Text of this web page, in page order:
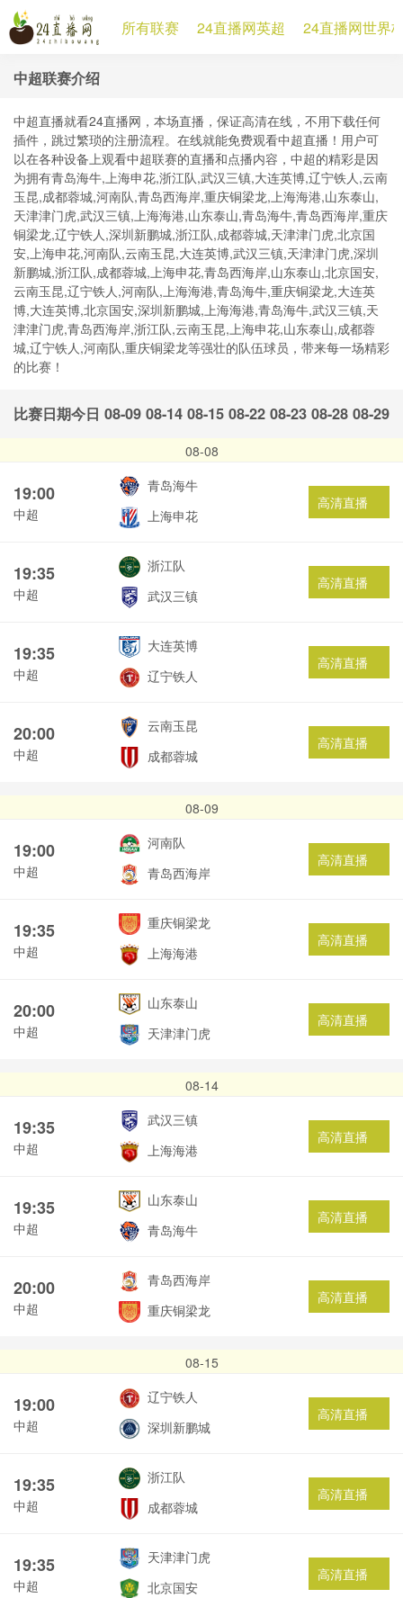
所有联赛 24直播网英超 24直播网世界
中超联赛介绍
中超直播就看24直播网，本场直播，保证高清在线，不用下载任何
插件，跳过繁琐的注册流程。在线就能免费观看中超直播！用户可
以在各种设备上观看中超联赛的直播和点播内容，中超的精彩是因
为拥有青岛海牛,上海申花,浙江队,武汉三镇,大连英博,辽宁铁人,云南
玉昆,成都蓉城,河南队,青岛西海岸,重庆铜梁龙,上海海港,山东泰山,
天津津门虎,武汉三镇,上海海港,山东泰山,青岛海牛,青岛西海岸,重庆
铜梁龙,辽宁铁人,深圳新鹏城,浙江队,成都蓉城,天津津门虎,北京国
安,上海申花,河南队,云南玉昆,大连英博,武汉三镇,天津津门虎,深圳
新鹏城,浙江队,成都蓉城,上海申花,青岛西海岸,山东泰山,北京国安,
云南玉昆,辽宁铁人,河南队,上海海港,青岛海牛,重庆铜梁龙,大连英
博,大连英博,北京国安,深圳新鹏城,上海海港,青岛海牛,武汉三镇,天
津津门虎,青岛西海岸,浙江队,云南玉昆,上海申花,山东泰山,成都蓉
城,辽宁铁人,河南队,重庆铜梁龙等强壮的队伍球员，带来每一场精彩
的比赛！
比赛日期今日 08-09 08-14 08-15 08-22 08-23 08-28 08-29
08-08
19:00
中超
青岛海牛
上海申花
高清直播
19:35
中超
浙江队
武汉三镇
高清直播
19:35
中超
大连英博
辽宁铁人
高清直播
20:00
中超
云南玉昆
成都蓉城
高清直播
08-09
19:00
中超
河南队
青岛西海岸
高清直播
19:35
中超
重庆铜梁龙
上海海港
高清直播
20:00
中超
山东泰山
天津津门虎
高清直播
08-14
19:35
中超
武汉三镇
上海海港
高清直播
19:35
中超
山东泰山
青岛海牛
高清直播
20:00
中超
青岛西海岸
重庆铜梁龙
高清直播
08-15
19:00
中超
辽宁铁人
深圳新鹏城
高清直播
19:35
中超
浙江队
成都蓉城
高清直播
19:35
中超
天津津门虎
北京国安
高清直播